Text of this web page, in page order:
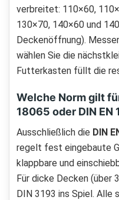
verbreitet: 110×60,
130×70, 140×60 und
Deckenöffnung).
wählen Sie die
Futterkasten füllt die
Welche Norm gilt
18065 oder DIN EN
Ausschließlich die DIN
regelt fest eingebaute
klappbare und
Für dicke Decken (über
DIN 3193 ins Spiel. Alle